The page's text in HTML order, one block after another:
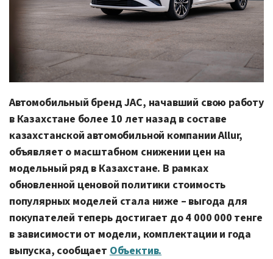
Автомобильный бренд JAC, начавший свою работу
в Казахстане более 10 лет назад в составе
казахстанской автомобильной компании Allur,
объявляет о масштабном снижении цен на
модельный ряд в Казахстане. В рамках
обновленной ценовой политики стоимость
популярных моделей стала ниже – выгода для
покупателей теперь достигает до 4 000 000 тенге
в зависимости от модели, комплектации и года
выпуска, сообщает Объектив.